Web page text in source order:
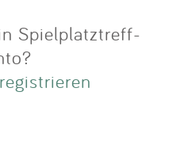
Spielplatztreff-